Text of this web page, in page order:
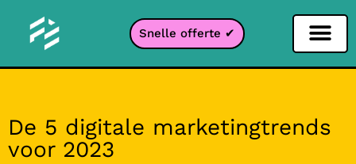
Snelle offerte ✔
De 5 digitale marketingtrends
voor 2023